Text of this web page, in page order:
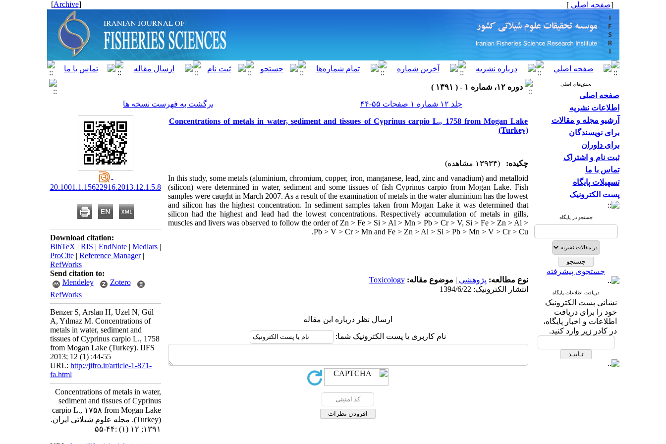
[صفحه اصلی ]
[
Archive
]
بخش‌های اصلی
صفحه اصلی
اطلاعات نشریه
آرشیو مجله و مقالات
برای نویسندگان
برای داوران
ثبت نام و اشتراک
تماس با ما
تسهیلات پایگاه
پست الکترونیک
جستجو در پایگاه
جستجوی پیشرفته
دریافت اطلاعات پایگاه
نشانی پست الکترونیک
خود را برای دریافت
اطلاعات و اخبار پایگاه،
در کادر زیر وارد کنید.
دوره ۱۲، شماره ۱ - ( ۱۳۹۱ )
جلد ۱۲ شماره ۱ صفحات ۵۵-۴۴
برگشت به فهرست نسخه ها
Concentrations of metals in water, sediment and tissues of Cyprinus carpio L., 1758 from Mogan Lake
(Turkey)
چکیده:
(۱۳۹۳۴ مشاهده)
In this study, some metals (aluminium, chromium, copper, iron, manganese, lead, zinc and vanadium) and metalloid
(silicon) were determined in water, sediment and some tissues of fish Cyprinus carpio from Mogan Lake. Fish
samples were caught in March 2007. As a result of the examination of metals in the water aluminium has the lowest
and silicon has the highest concentration. In sediment samples taken from Mogan Lake it was determined that
silicon had the highest and lead had the lowest concentrations. Respectively accumulation of metals in gills,
muscles and livers was observed to follow the order of Zn > Fe > Si > Al > Mn > Pb > Cr > V, Si > Fe > Zn > Al >
Pb > V > Cr > Mn and Fe > Zn > Al > Si > Pb > Mn > V > Cr > Cu.
نوع مطالعه: پژوهشي | موضوع مقاله:Toxicology
انتشار الکترونیک: 1394/6/22
ارسال نظر درباره این مقاله
نام کاربری یا پست الکترونیک شما:
20.1001.1.15622916.2013.12.1.5.8
Download citation:
BibTeX | RIS | EndNote| Medlars|
ProCite| Reference Manager|
RefWorks
Send citation to:
Mendeley
Zotero
RefWorks
Benzer S, Arslan H, Uzel N, Gül
A, Yılmaz M. Concentrations of
metals in water, sediment and
tissues of Cyprinus carpio L., 1758
from Mogan Lake (Turkey). IJFS
2013; 12 (1) :44-55
URL: http://jifro.ir/article-1-871-
fa.html
Concentrations of metals in water,
sediment and tissues of Cyprinus
carpio L., ۱۷۵۸ from Mogan Lake
(Turkey). مجله علوم شیلاتی ایران.
۱۳۹۱; ۱۲ (۱) :۴۴-۵۵